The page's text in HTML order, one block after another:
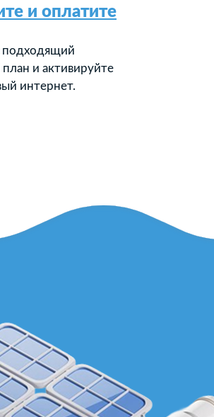
и оплатите
подходящий
и активируйте
интернет.